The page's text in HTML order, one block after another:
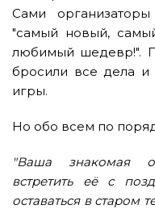
Сами
"самый новый,
любимый шедевр!".
бросили все дела и
игры.
Но обо всем по
"Ваша знакомая
встретить её с
оставаться в старом